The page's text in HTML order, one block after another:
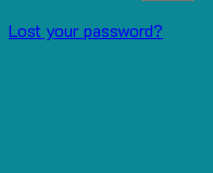
Lost your password?